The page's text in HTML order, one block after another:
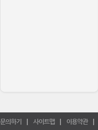
문의하기 사이트맵 이용약관